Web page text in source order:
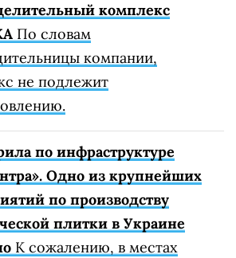
комплекс
По словам
компании,
не подлежит
по инфраструктуре
Одно из крупнейших
по производству
плитки в Украине
К сожалению, в местах